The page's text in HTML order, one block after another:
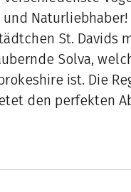
Naturliebhaber!
St. Davids
Solva,
ist. Die
den perfekten